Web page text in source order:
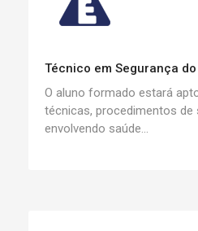
Técnico em Segurança
O aluno formado estará
técnicas, procedimentos de
envolvendo saúde...